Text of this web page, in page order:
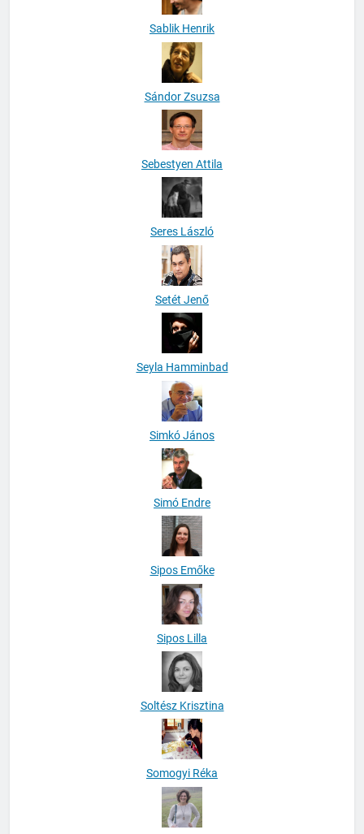
Sablik Henrik
Sándor Zsuzsa
Sebestyen Attila
Seres László
Setét Jenő
Seyla Hamminbad
Simkó János
Simó Endre
Sipos Emőke
Sipos Lilla
Soltész Krisztina
Somogyi Réka